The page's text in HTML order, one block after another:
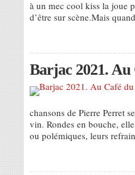
à un mec cool kiss la joue
d’être sur scène.Mais
Barjac 2021.
chansons de Pierre Perret
vin. Rondes en bouche,
ou polémiques, leurs